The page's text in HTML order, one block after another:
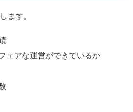
ます。
ェアな運営ができているか